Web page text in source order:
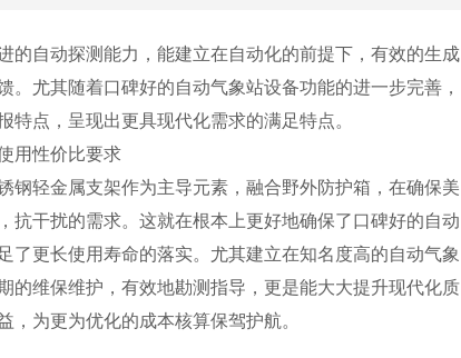
自动探测能力，能建立在自动化的前提下，有效的生成
。尤其随着口碑好的自动气象站设备功能的进一步完善，
点，呈现出更具现代化需求的满足特点。
用性价比要求
轻金属支架作为主导元素，融合野外防护箱，在确保美
抗干扰的需求。这就在根本上更好地确保了口碑好的自动
了更长使用寿命的落实。尤其建立在知名度高的自动气象
的维保维护，有效地勘测指导，更是能大大提升现代化质
为更为优化的成本核算保驾护航。